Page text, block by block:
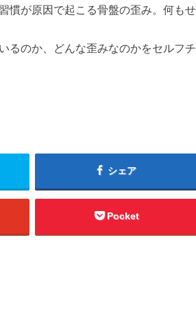
慣が原因で起こる骨盤の歪み。何も
るのか、どんな歪みなのかをセルフ
シェア
Pocket